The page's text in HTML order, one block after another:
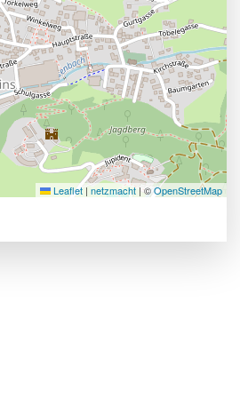
Leaflet | netzmacht |©OpenStreetMap